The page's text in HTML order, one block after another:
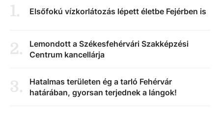
1. Elsőfokú vízkorlátozás lépett életbe Fejérben is
2.
Lemondott a Székesfehérvári Szakképzési
Centrum kancellárja
3.
Hatalmas területen ég a tarló Fehérvár
határában, gyorsan terjednek a lángok!